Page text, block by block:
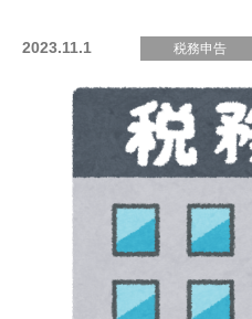
2023.11.1 税務申告